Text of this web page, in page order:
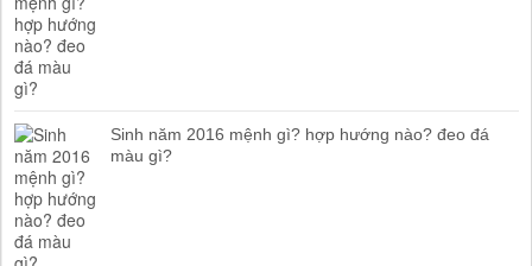
Sinh năm 2016 mệnh gì? hợp hướng nào? đeo đá
màu gì?